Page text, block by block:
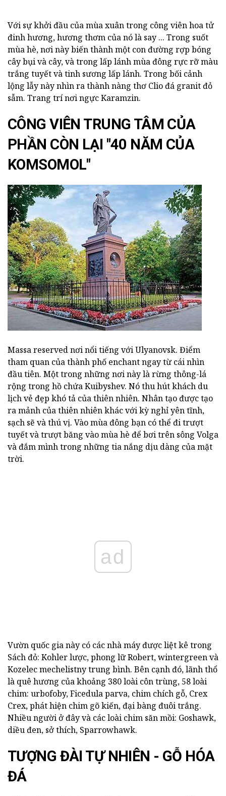
Với sự khởi đầu của mùa xuân trong công viên hoa tử
đinh hương, hương thơm của nó là say ... Trong suốt
mùa hè, nơi này biến thành một con đường rợp bóng
cây bụi và cây, và trong lấp lánh mùa đông rực rỡ màu
trắng tuyết và tinh sương lấp lánh. Trong bối cảnh
lộng lẫy này nhìn ra thành nàng thơ Clio đá granit đỏ
sẫm. Trang trí nơi ngực Karamzin.
CÔNG VIÊN TRUNG TÂM CỦA
PHẦN CÒN LẠI "40 NĂM CỦA
KOMSOMOL"
Massa reserved nơi nổi tiếng với Ulyanovsk. Điểm
tham quan của thành phố enchant ngay từ cái nhìn
đầu tiên. Một trong những nơi này là rừng thông-lá
rộng trong hồ chứa Kuibyshev. Nó thu hút khách du
lịch vẻ đẹp khó tả của thiên nhiên. Nhân tạo được tạo
ra mảnh của thiên nhiên khác với kỳ nghỉ yên tĩnh,
sạch sẽ và thú vị. Vào mùa đông bạn có thể đi trượt
tuyết và trượt băng vào mùa hè để bơi trên sông Volga
và đắm mình trong những tia nắng dịu dàng của mặt
trời.
ad
Vườn quốc gia này có các nhà máy được liệt kê trong
Sách đỏ: Kohler lược, phong lữ Robert, wintergreen và
Kozelec mechelistny trung bình. Bên cạnh đó, lãnh thổ
là quê hương của khoảng 380 loài côn trùng, 58 loài
chim: urbofoby, Ficedula parva, chim chích gỗ, Crex
Crex, phát hiện chim gõ kiến, đại bàng đuôi trắng.
Nhiều người ở đây và các loài chim săn mồi: Goshawk,
diều đen, sở thích, Sparrowhawk.
TƯỢNG ĐÀI TỰ NHIÊN - GỖ HÓA
ĐÁ